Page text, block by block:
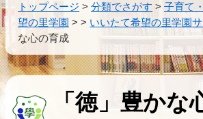
トップページ >分類でさがす >子育て
望の里学園 >> いいたて希望の里学園サ
な心の育成
「徳」豊かな